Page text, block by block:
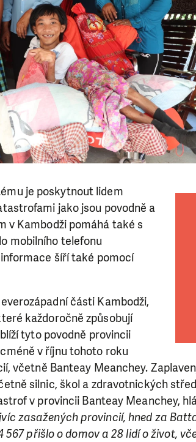
je poskytnout lidem
jako jsou povodně a
v Kambodži pomáhá také s
mobilního telefonu
šíří také pomocí
části Kambodži,
každoročně způsobují
tyto povodně provincii
v říjnu tohoto roku
včetně Banteay Meanchey.
silnic, škol a zdravotnických
v provincii Banteay Meanchey,
zasažených provincií, hned za
přišlo o domov a 28 lidí o život,